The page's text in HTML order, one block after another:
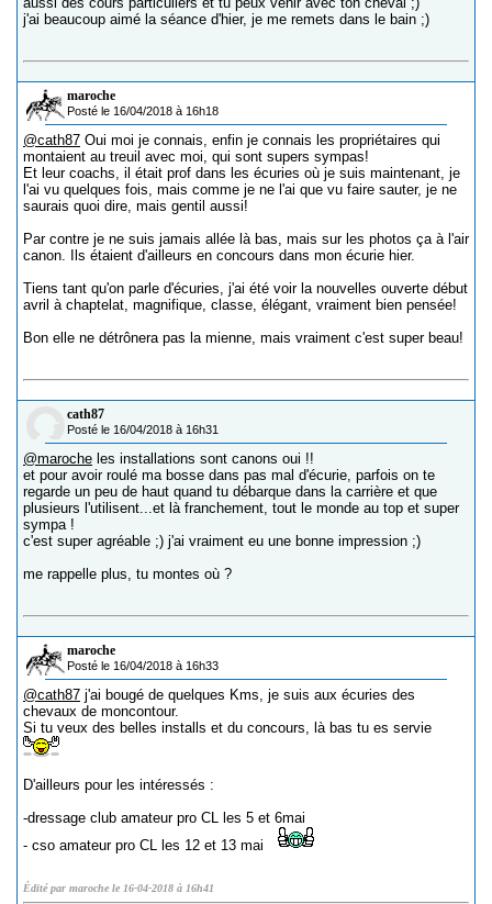
j'ai beaucoup aimé la séance d'hier, je me remets dans le bain ;)
maroche
Posté le 16/04/2018 à 16h18
@cath87 Oui moi je connais, enfin je connais les propriétaires qui
montaient au treuil avec moi, qui sont supers sympas!
Et leur coachs, il était prof dans les écuries où je suis maintenant, je
l'ai vu quelques fois, mais comme je ne l'ai que vu faire sauter, je ne
saurais quoi dire, mais gentil aussi!
Par contre je ne suis jamais allée là bas, mais sur les photos ça à l'air
canon. Ils étaient d'ailleurs en concours dans mon écurie hier.
Tiens tant qu'on parle d'écuries, j'ai été voir la nouvelles ouverte début
avril à chaptelat, magnifique, classe, élégant, vraiment bien pensée!
Bon elle ne détrônera pas la mienne, mais vraiment c'est super beau!
cath87
Posté le 16/04/2018 à 16h31
@maroche les installations sont canons oui !!
et pour avoir roulé ma bosse dans pas mal d'écurie, parfois on te
regarde un peu de haut quand tu débarque dans la carrière et que
plusieurs l'utilisent...et là franchement, tout le monde au top et super
sympa !
c'est super agréable ;) j'ai vraiment eu une bonne impression ;)
me rappelle plus, tu montes où ?
maroche
Posté le 16/04/2018 à 16h33
@cath87 j'ai bougé de quelques Kms, je suis aux écuries des
chevaux de moncontour.
Si tu veux des belles installs et du concours, là bas tu es servie
D'ailleurs pour les intéressés :
-dressage club amateur pro CL les 5 et 6mai
- cso amateur pro CL les 12 et 13 mai
Édité par maroche le 16-04-2018 à 16h41